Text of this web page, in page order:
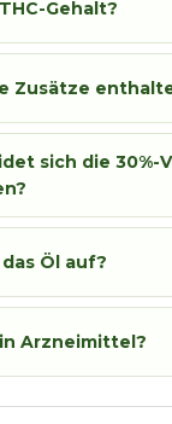
Gehalt?
Zusätze
sich die 30%-
Öl auf?
Arzneimittel?